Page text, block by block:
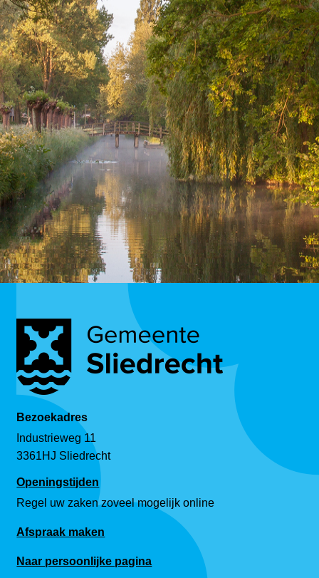
Bezoekadres
Industrieweg 11
3361HJ Sliedrecht
Openingstijden
Regel uw zaken zoveel mogelijk online
Afspraak maken
Naar persoonlijke pagina